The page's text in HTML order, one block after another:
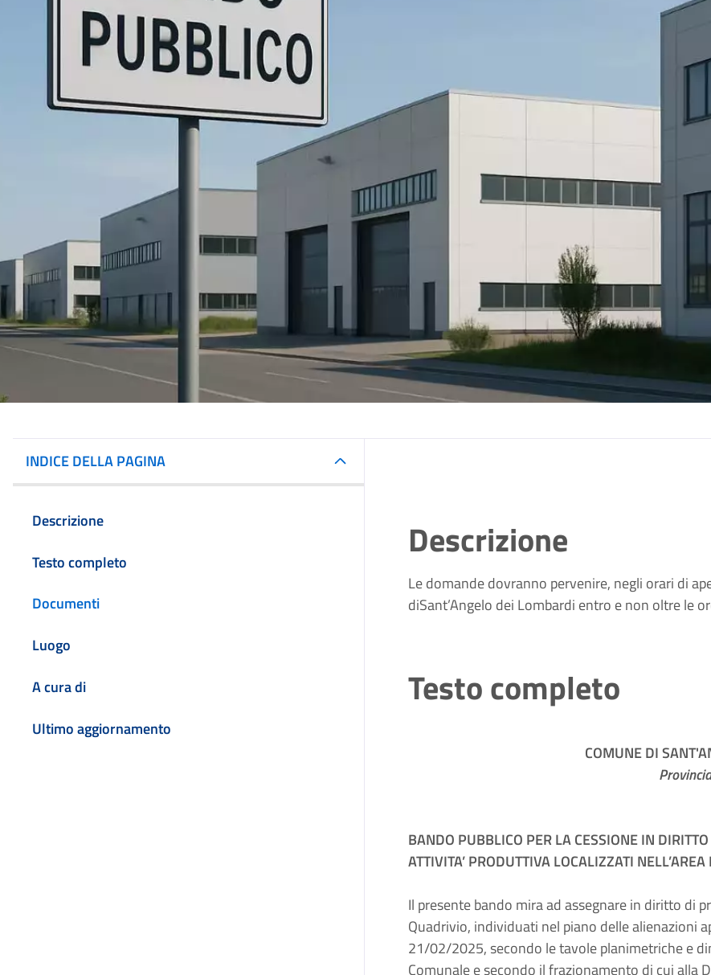
INDICE DELLA PAGINA
Descrizione
Testo completo
Documenti
Luogo
A cura di
Ultimo aggiornamento
Descrizione
Le domande dovranno pervenire, negli orari di
diSant’Angelo dei Lombardi entro e non oltre le
Testo completo
COMUNE DI
BANDO PUBBLICO PER LA CESSIONE IN
ATTIVITA’ PRODUTTIVA LOCALIZZATI
Il presente bando mira ad assegnare in diritto di
Quadrivio, individuati nel piano delle alienazioni
21/02/2025, secondo le tavole planimetriche e
Comunale e secondo il frazionamento di cui alla